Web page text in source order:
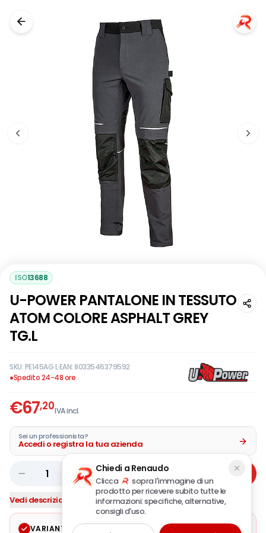
ISO13688
U-POWER PANTALONE IN TESSUTO
ATOM COLORE ASPHALT GREY
TG.L
SKU:PE145AG L·EAN: 8033546379592
●Spedito 24-48 ore
€67,20IVA incl.
Sei un professionista?
Accedi o registra la tua azienda
1 Aggiungi
Vedi descrizione completa
VARIANTE SELEZIONATA Modifica
Chiedi a Renaudo
Clicca
sopra l'immagine di un
prodotto per ricevere subito tutte le
informazioni: specifiche, alternative,
consigli d'uso.